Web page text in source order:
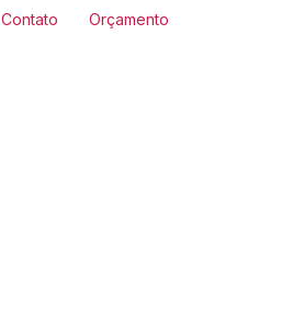
Contato Orçamento